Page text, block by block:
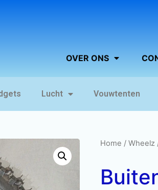
OVER ONS
Lucht Vouwtenten
Home / Wheelz